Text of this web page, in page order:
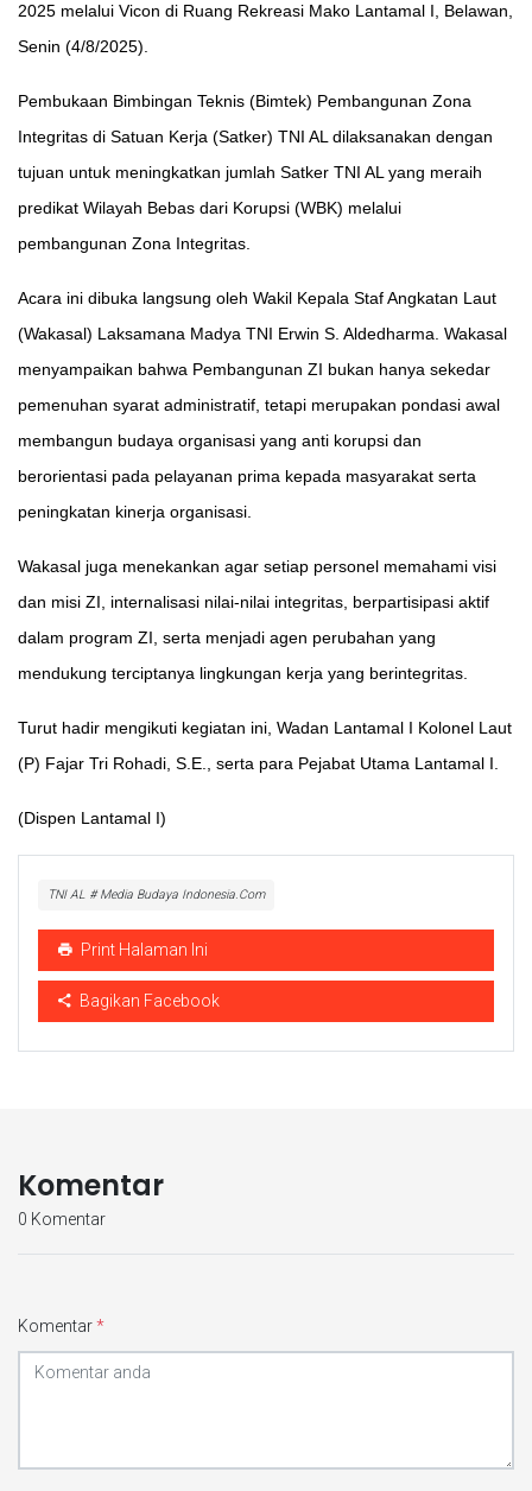
2025 melalui Vicon di Ruang Rekreasi Mako Lantamal I, Belawan,
Senin (4/8/2025).
Pembukaan Bimbingan Teknis (Bimtek) Pembangunan Zona
Integritas di Satuan Kerja (Satker) TNI AL dilaksanakan dengan
tujuan untuk meningkatkan jumlah Satker TNI AL yang meraih
predikat Wilayah Bebas dari Korupsi (WBK) melalui
pembangunan Zona Integritas.
Acara ini dibuka langsung oleh Wakil Kepala Staf Angkatan Laut
(Wakasal) Laksamana Madya TNI Erwin S. Aldedharma. Wakasal
menyampaikan bahwa Pembangunan ZI bukan hanya sekedar
pemenuhan syarat administratif, tetapi merupakan pondasi awal
membangun budaya organisasi yang anti korupsi dan
berorientasi pada pelayanan prima kepada masyarakat serta
peningkatan kinerja organisasi.
Wakasal juga menekankan agar setiap personel memahami visi
dan misi ZI, internalisasi nilai-nilai integritas, berpartisipasi aktif
dalam program ZI, serta menjadi agen perubahan yang
mendukung terciptanya lingkungan kerja yang berintegritas.
Turut hadir mengikuti kegiatan ini, Wadan Lantamal I Kolonel Laut
(P) Fajar Tri Rohadi, S.E., serta para Pejabat Utama Lantamal I.
(Dispen Lantamal I)
TNI AL # Media Budaya Indonesia.Com
Print Halaman Ini
Bagikan Facebook
Komentar
0 Komentar
Komentar*